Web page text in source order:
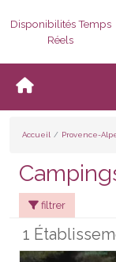
Disponibilités Temps
Réels
Accueil Provence-
filtrer
1